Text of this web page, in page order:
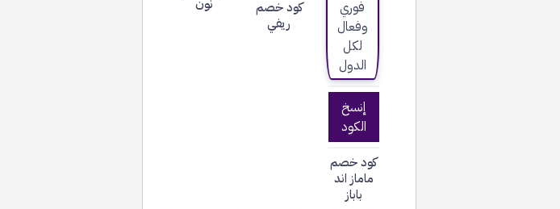
إنسخ
الكود
كود خصم
ماماز اند
باباز
كود خصم
ريفي